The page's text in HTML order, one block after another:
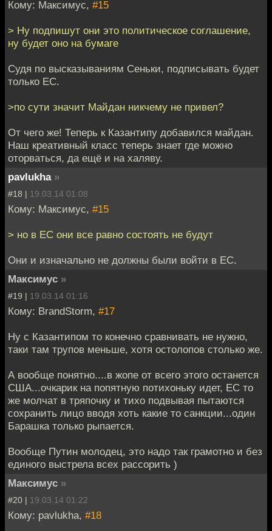
Кому: Максимус, #15
> Ну подпишут они это политическое соглашение,
ну будет оно на бумаге
Судя по высказываниям Сеньки, подписывать будет
только EC.
>по сути значит Майдан никчему не привел?
От чего же! Теперь к Казантипу добавился майдан.
Наш креативный класс теперь знает где можно
оторваться, да ещё и на халяву.
pavlukha »
#18 | 19.03.14 01:08
Кому: Максимус, #15
> но в ЕС они все равно состоять не будут
Они и изначально не должны были войти в ЕС.
Максимус »
#19 | 19.03.14 01:16
Кому: BrandStorm, #17
Ну с Казантипом то конечно сравнивать не нужно,
таки там трупов меньше, хотя остолопов столько же.
А вообще понятно....в жопе от всего этого останется
США...очкарик на попятную потихоньку идет, ЕС то
же молчат в тряпочку и тихо подвывая пытаются
сохранить лицо вводя хоть какие то санкции...один
Барашка только рыпается.
Вообще Путин молодец, это надо так грамотно и без
единого выстрела всех рассорить )
Максимус »
#20 | 19.03.14 01:22
Кому: pavlukha, #18